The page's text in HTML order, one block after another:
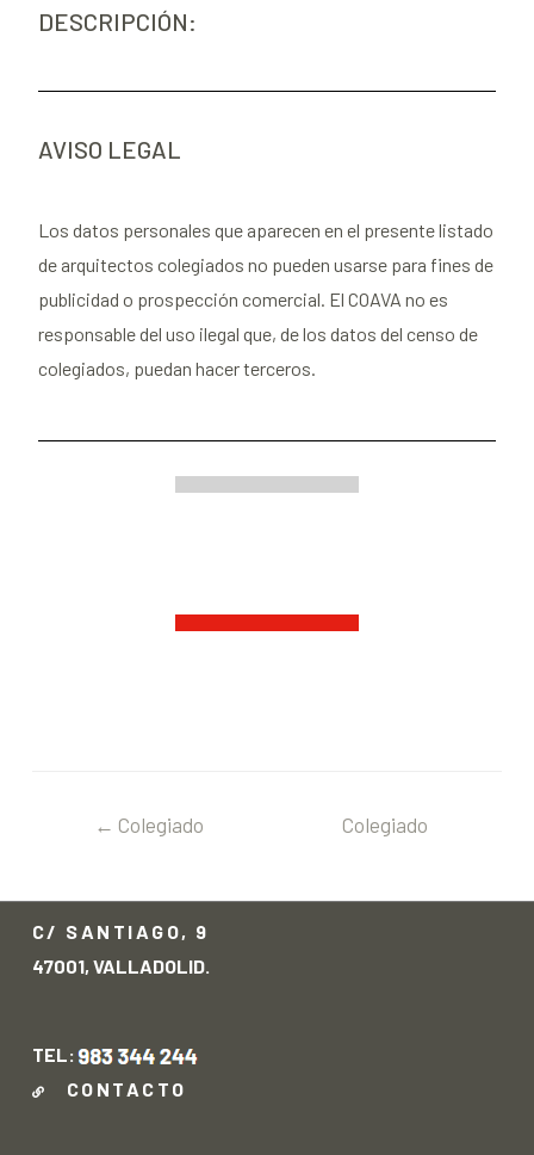
DESCRIPCIÓN:
AVISO LEGAL
Los datos personales que aparecen en el presente listado
de arquitectos colegiados no pueden usarse para fines de
publicidad o prospección comercial. El COAVA no es
responsable del uso ilegal que, de los datos del censo de
colegiados, puedan hacer terceros.
← Colegiado
Colegiado
C/ SANTIAGO, 9
47001, VALLADOLID.
TEL:
CONTACTO